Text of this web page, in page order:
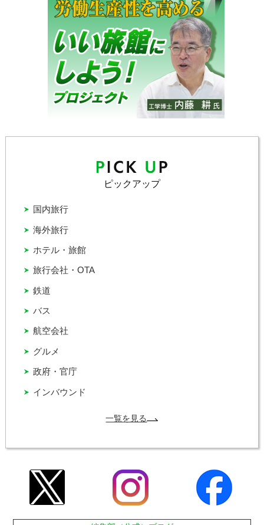
ピックアップ
インバウンド
グルメ
バス
ホテル・旅館
国内旅行
政府・官庁
旅行会社・OTA
海外旅行
航空会社
鉄道
一覧を見る